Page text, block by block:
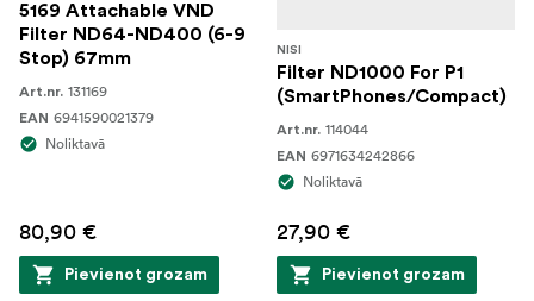
5169 Attachable VND
Filter ND64-ND400 (6-9
Stop) 67mm
Art.nr. 131169
EAN 6941590021379
Noliktavā
80,90 €
Pievienot grozam
NISI
Filter ND1000 For P1
(SmartPhones/Compact)
Art.nr. 114044
EAN 6971634242866
Noliktavā
27,90 €
Pievienot grozam